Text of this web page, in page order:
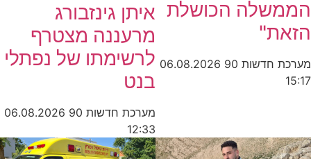
הממשלה הכושלת
הזאת"
מערכת חדשות 90
06.08.2026
15:17
איתן גינזבורג
מרעננה מצטרף
לרשימתו של נפתלי
בנט
מערכת חדשות 90
06.08.2026
12:33